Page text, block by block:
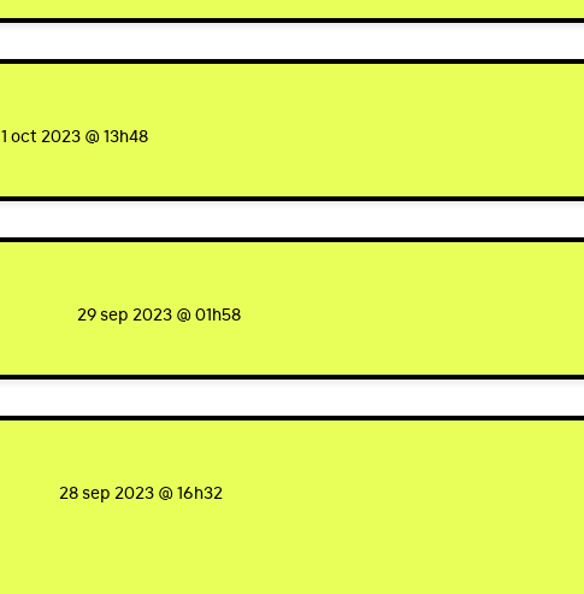
1 oct 2023 @ 13h48
29 sep 2023 @ 01h58
28 sep 2023 @ 16h32